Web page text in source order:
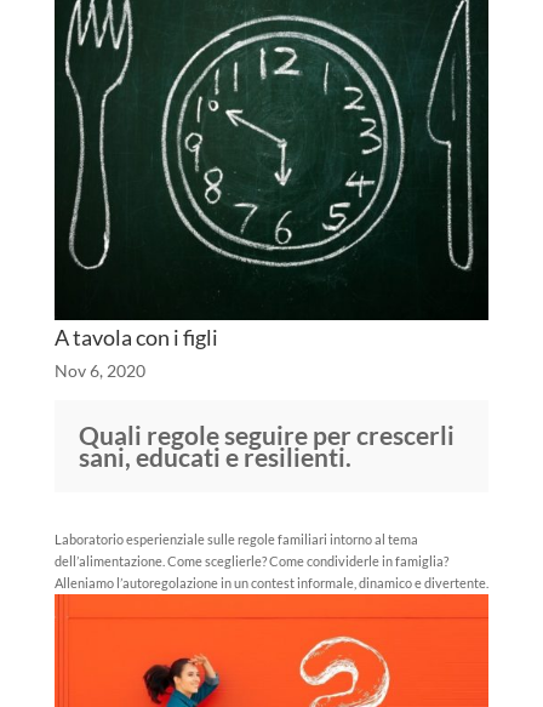
A tavola con i figli
Nov 6, 2020
Quali regole seguire per crescerli
sani, educati e resilienti.
Laboratorio esperienziale sulle regole familiari intorno al tema
dell’alimentazione. Come sceglierle? Come condividerle in famiglia?
Alleniamo l’autoregolazione in un contest informale, dinamico e divertente.